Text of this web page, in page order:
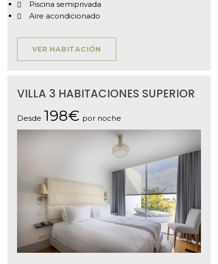
Piscina semiprivada
Aire acondicionado
VER HABITACIÓN
VILLA 3 HABITACIONES SUPERIOR
Desde 198€ por noche